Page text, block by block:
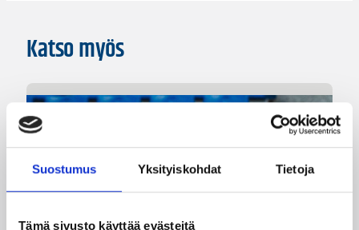
Suostumus Yksityiskohdat Tietoja
Tämä sivusto käyttää evästeitä
Katso myös